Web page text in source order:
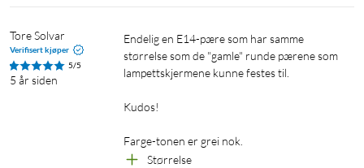
Tore Solvar
Verifisert kjøper
5/5
5 år siden
Endelig en E14-pære som har samme
størrelse som de "gamle" runde pærene som
lampettskjermene kunne festes til.
Kudos!
Farge-tonen er grei nok.
Størrelse